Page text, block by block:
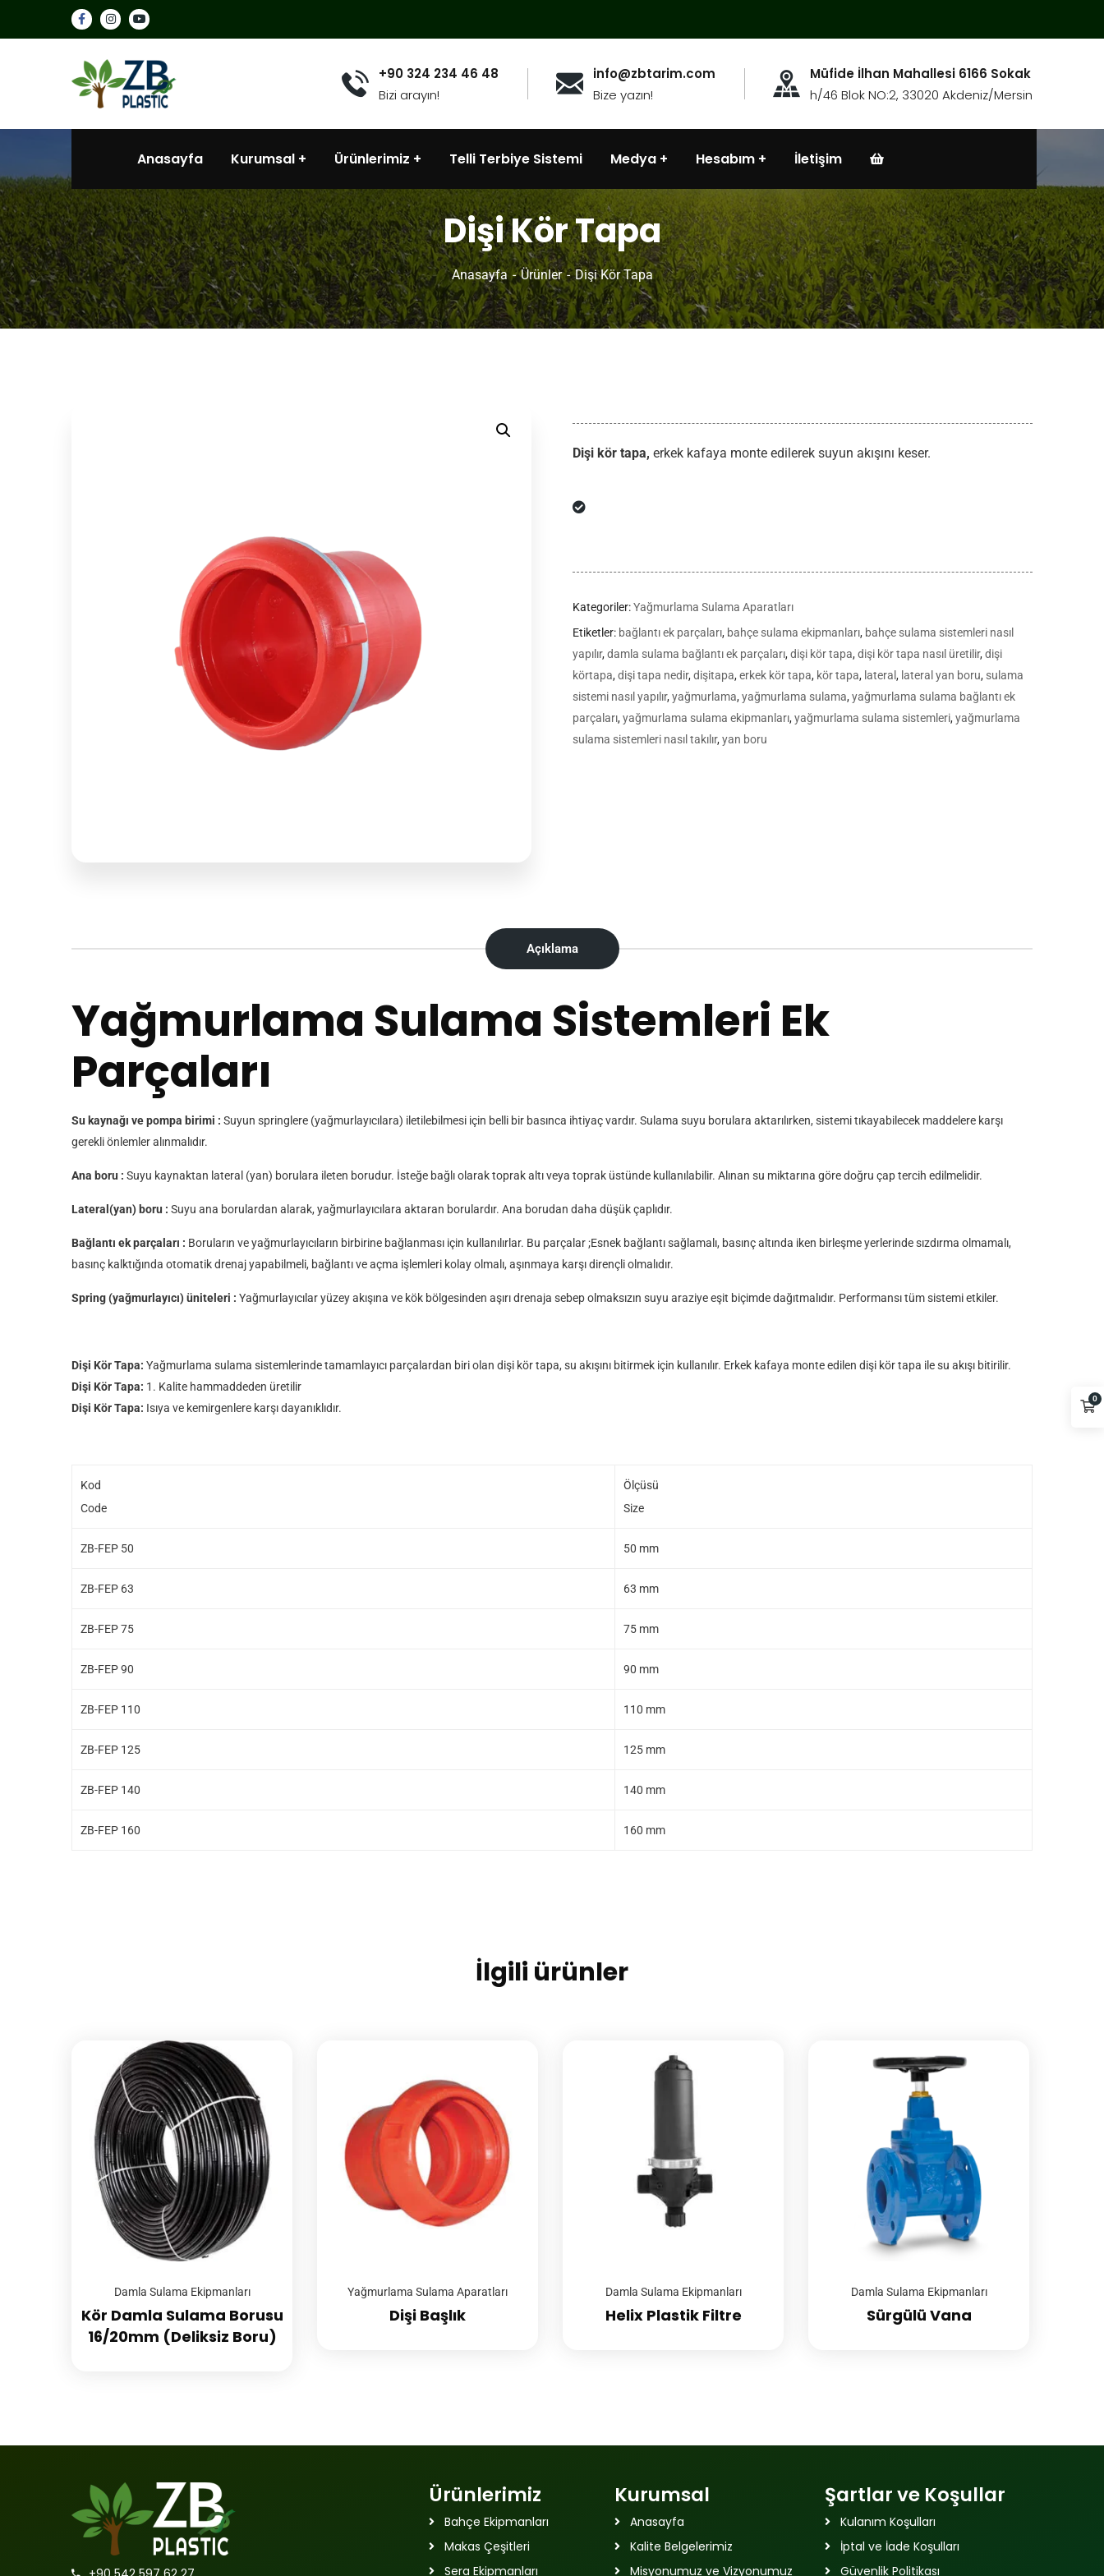
+90 324 234 46 48
Bizi arayın!
info@zbtarim.com
Bize yazın!
Müfide İlhan Mahallesi 6166 Sokak
h/46 Blok NO:2, 33020 Akdeniz/Mersin
Anasayfa Kurumsal Ürünlerimiz Telli Terbiye Sistemi Medya Hesabım İletişim
Dişi Kör Tapa
Anasayfa Ürünler Dişi Kör Tapa
Dişi kör tapa, erkek kafaya monte edilerek suyun akışını keser.
Kategoriler:Yağmurlama Sulama Aparatları
Etiketler: bağlantı ek parçaları, bahçe sulama ekipmanları, bahçe sulama sistemleri nasıl
yapılır,damla sulama bağlantı ek parçaları,dişi kör tapa,dişi kör tapa nasıl üretilir,dişi
körtapa,dişi tapa nedir,dişitapa,erkek kör tapa, kör tapa, lateral , lateral yan boru, sulama
sistemi nasıl yapılır,yağmurlama,yağmurlama sulama,yağmurlama sulama bağlantı ek
parçaları,yağmurlama sulama ekipmanları,yağmurlama sulama sistemleri,yağmurlama
sulama sistemleri nasıl takılır,yan boru
Açıklama
Yağmurlama Sulama Sistemleri Ek
Parçaları
Su kaynağı ve pompa birimi : Suyun springlere (yağmurlayıcılara) iletilebilmesi için belli bir basınca ihtiyaç vardır. Sulama suyu borulara aktarılırken, sistemi tıkayabilecek maddelere karşı
gerekli önlemler alınmalıdır.
Ana boru : Suyu kaynaktan lateral (yan) borulara ileten borudur. İsteğe bağlı olarak toprak altı veya toprak üstünde kullanılabilir. Alınan su miktarına göre doğru çap tercih edilmelidir.
Lateral(yan) boru : Suyu ana borulardan alarak, yağmurlayıcılara aktaran borulardır. Ana borudan daha düşük çaplıdır.
Bağlantı ek parçaları : Boruların ve yağmurlayıcıların birbirine bağlanması için kullanılırlar. Bu parçalar ;Esnek bağlantı sağlamalı, basınç altında iken birleşme yerlerinde sızdırma olmamalı,
basınç kalktığında otomatik drenaj yapabilmeli, bağlantı ve açma işlemleri kolay olmalı, aşınmaya karşı dirençli olmalıdır.
Spring (yağmurlayıcı) üniteleri : Yağmurlayıcılar yüzey akışına ve kök bölgesinden aşırı drenaja sebep olmaksızın suyu araziye eşit biçimde dağıtmalıdır. Performansı tüm sistemi etkiler.
Dişi Kör Tapa: Yağmurlama sulama sistemlerinde tamamlayıcı parçalardan biri olan dişi kör tapa, su akışını bitirmek için kullanılır. Erkek kafaya monte edilen dişi kör tapa ile su akışı bitirilir.
Dişi Kör Tapa: 1. Kalite hammaddeden üretilir
Dişi Kör Tapa: Isıya ve kemirgenlere karşı dayanıklıdır.
Kod
Code
Ölçüsü
Size
ZB-FEP 50 50 mm
ZB-FEP 63 63 mm
ZB-FEP 75 75 mm
ZB-FEP 90 90 mm
ZB-FEP 110 110 mm
ZB-FEP 125 125 mm
ZB-FEP 140 140 mm
ZB-FEP 160 160 mm
İlgili ürünler
Damla Sulama Ekipmanları
Kör Damla Sulama Borusu
16/20mm (Deliksiz Boru)
Yağmurlama Sulama Aparatları
Dişi Başlık
Damla Sulama Ekipmanları
Helix Plastik Filtre
Damla Sulama Ekipmanları
Sürgülü Vana
Ürünlerimiz
Bahçe Ekipmanları
Makas Çeşitleri
Sera Ekipmanları
Kurumsal
Anasayfa
Kalite Belgelerimiz
Misyonumuz ve Vizyonumuz
Şartlar ve Koşullar
Kulanım Koşulları
İptal ve İade Koşulları
Güvenlik Politikası
0